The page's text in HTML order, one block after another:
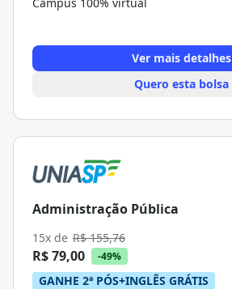
Ver mais detalhes
Quero esta bolsa
Administração Pública
15x de R$ 155,76
R$ 79,00 -49%
GANHE 2ª PÓS+INGLÊS GRÁTIS